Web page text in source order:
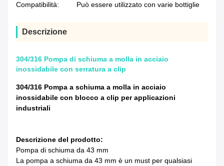
Compatibilità:
Può essere utilizzato con varie bottiglie
Descrizione
304/316 Pompa di schiuma a molla in acciaio
inossidabile con serratura a clip
304/316 Pompa a schiuma a molla in acciaio
inossidabile con blocco a clip per applicazioni
industriali
Descrizione del prodotto:
Pompa di schiuma da 43 mm
La pompa a schiuma da 43 mm è un must per qualsiasi